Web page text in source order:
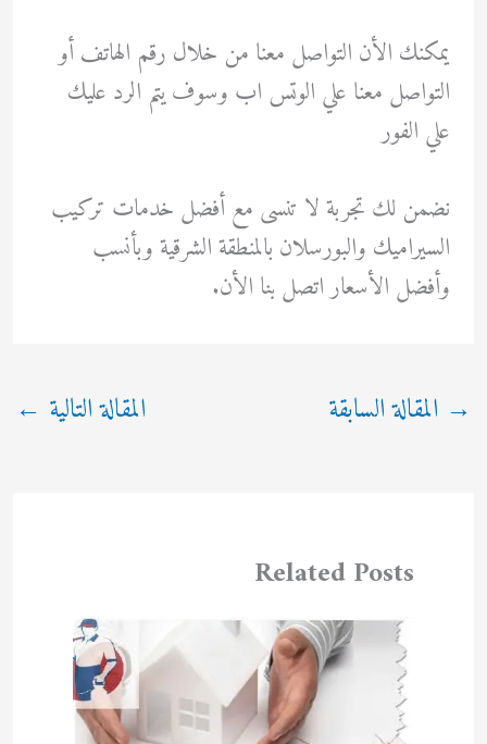
يمكنك الأن التواصل معنا من خلال رقم الهاتف أو
التواصل معنا علي الوتس اب وسوف يتم الرد عليك
علي الفور
نضمن لك تجربة لا تنسى مع أفضل خدمات تركيب
السيراميك والبورسلان بالمنطقة الشرقية وبأنسب
وأفضل الأسعار اتصل بنا الأن.
→ المقالة السابقة المقالة التالية ←
Related Posts